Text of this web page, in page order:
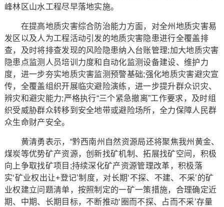
峰林区山水工程尽早落地实施。
在提高地质灾害综合防治能力方面，对全州地质灾害易
发区以及人为工程活动引发的地质灾害隐患进行全覆盖排
查，及时将排查发现的风险隐患纳入台账管理;加大地质灾害
隐患点监测人员培训力度和自动化监测设备建设、维护力
度，进一步夯实地质灾害监测预警基础;强化地质灾害避灾宣
传，全覆盖组织开展临灾避险演练，进一步提升群众识灾、
辨灾和避灾能力;严格执行“三个紧急撤离”工作要求，及时组
织受威胁群众转移到安全地带或避险场所，全力保障人民群
众生命财产安全。
黄清勇表示，“黔西南州自然资源局还将聚焦我州黄金、
煤炭等优势矿产资源，创新找矿机制、拓展找矿空间，积极
向上争取找矿项目;持续深化矿产资源管理改革，积极落
实‘矿业权出让+登记’制度，对长期‘不探、不建、不采’的矿
业权建立问题清单，按照制定的一矿一策措施，合理确定近
期、中期、长期目标，不断推动‘圈而不探、占而不采’存量